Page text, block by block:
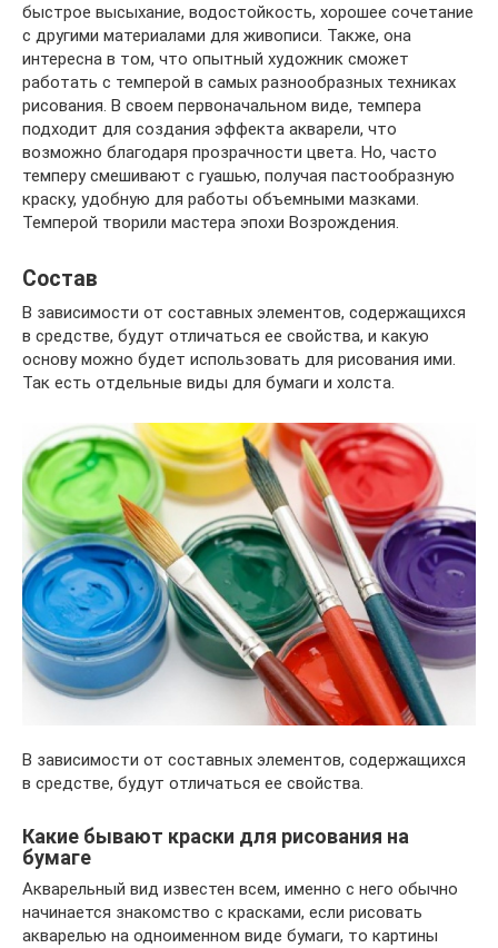
быстрое высыхание, водостойкость, хорошее сочетание
с другими материалами для живописи. Также, она
интересна в том, что опытный художник сможет
работать с темперой в самых разнообразных техниках
рисования. В своем первоначальном виде, темпера
подходит для создания эффекта акварели, что
возможно благодаря прозрачности цвета. Но, часто
темперу смешивают с гуашью, получая пастообразную
краску, удобную для работы объемными мазками.
Темперой творили мастера эпохи Возрождения.
Состав
В зависимости от составных элементов, содержащихся
в средстве, будут отличаться ее свойства, и какую
основу можно будет использовать для рисования ими.
Так есть отдельные виды для бумаги и холста.
В зависимости от составных элементов, содержащихся
в средстве, будут отличаться ее свойства.
Какие бывают краски для рисования на
бумаге
Акварельный вид известен всем, именно с него обычно
начинается знакомство с красками, если рисовать
акварелью на одноименном виде бумаги, то картины